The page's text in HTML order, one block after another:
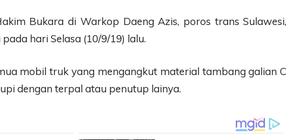
Bukara di Warkop Daeng Azis, poros trans Sulawesi,
hari Selasa (10/9/19) lalu.
mobil truk yang mengangkut material tambang galian C
dengan terpal atau penutup lainya.